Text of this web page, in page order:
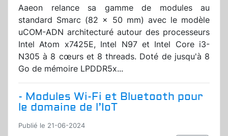
Aaeon relance sa gamme de modules au
standard Smarc (82 x 50 mm) avec le modèle
uCOM-ADN architecturé autour des processeurs
Intel Atom x7425E, Intel N97 et Intel Core i3-
N305 à 8 cœurs et 8 threads. Doté de jusqu'à 8
Go de mémoire LPDDR5x...
- Modules Wi-Fi et Bluetooth pour
le domaine de l’IoT
Publié le 21-06-2024